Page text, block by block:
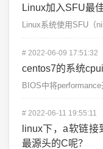
Linux加入SFU最
# 2022-06-09 17:51:32
centos7的系统
BIOS中将performance
# 2022-06-11 19:55:11
linux下，a软链
最源头的C呢？